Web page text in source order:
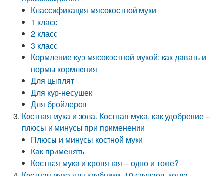
Классификация мясокостной муки
1 класс
2 класс
3 класс
Кормление кур мясокостной мукой: как давать и
нормы кормления
Для цыплят
Для кур-несушек
Для бройлеров
Костная мука и зола. Костная мука, как удобрение –
плюсы и минусы при применении
Плюсы и минусы костной муки
Как применять
Костная мука и кровяная – одно и тоже?